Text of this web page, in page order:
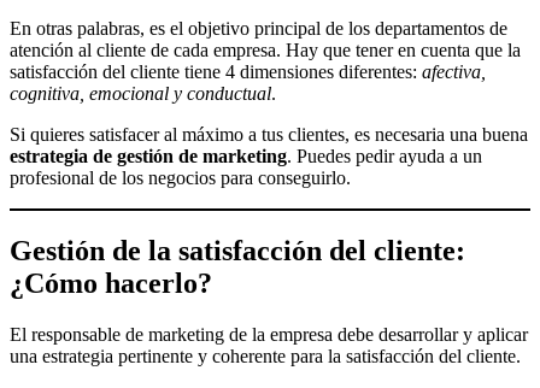
En otras palabras, es el objetivo principal de los departamentos de
atención al cliente de cada empresa. Hay que tener en cuenta que la
satisfacción del cliente tiene 4 dimensiones diferentes: afectiva,
cognitiva, emocional y conductual.
Si quieres satisfacer al máximo a tus clientes, es necesaria una buena
estrategia de gestión de marketing. Puedes pedir ayuda a un
profesional de los negocios para conseguirlo.
Gestión de la satisfacción del cliente:
¿Cómo hacerlo?
El responsable de marketing de la empresa debe desarrollar y aplicar
una estrategia pertinente y coherente para la satisfacción del cliente.